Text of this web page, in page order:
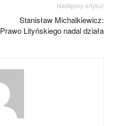
Następny artykuł
Stanisław Michalkiewicz:
Prawo Lityńskiego nadal działa